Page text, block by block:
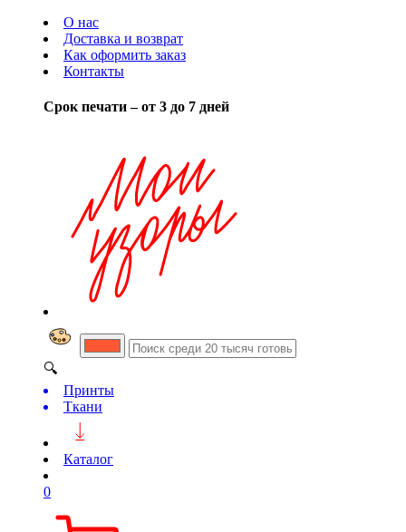
О нас
Доставка и возврат
Как оформить заказ
Контакты
Срок печати – от 3 до 7 дней
🔍
Принты
Ткани
Каталог
0